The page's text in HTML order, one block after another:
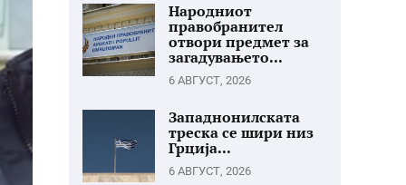
Народниот
правобранител
отвори предмет за
загадувањето...
6 АВГУСТ, 2026
Западнонилската
треска се шири низ
Грција...
6 АВГУСТ, 2026